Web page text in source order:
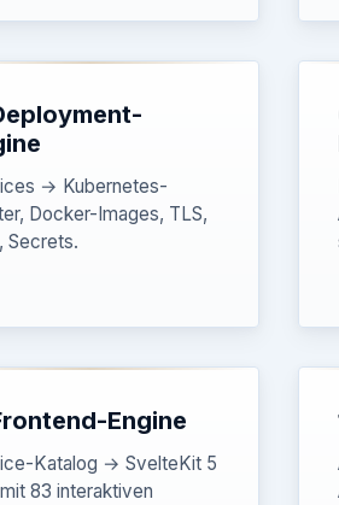
→ Kubernetes-
Docker-Images, TLS,
Secrets.
Engine
Katalog → SvelteKit 5
83 interaktiven